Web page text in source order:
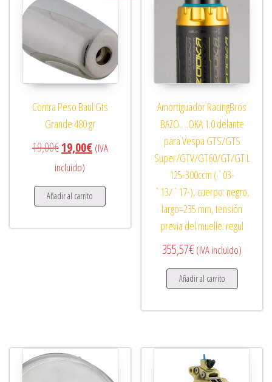
Contra Peso Baul Gts
Grande 480 gr
19,00€El precio original era: 19,00€.
19,00€El precio actual es: 19,00€.
(IVA
incluido)
Añadir al carrito
Amortiguador RacingBros
BAZO.. ..OKA 1.0 delante
para Vespa GTS/GTS
Super/GTV/GT60/GT/GT L
125-300ccm (´03-
`13/`17-), cuerpo: negro,
largo=235 mm, tensión
previa del muelle: regul
355,57€ (IVA incluido)
Añadir al carrito